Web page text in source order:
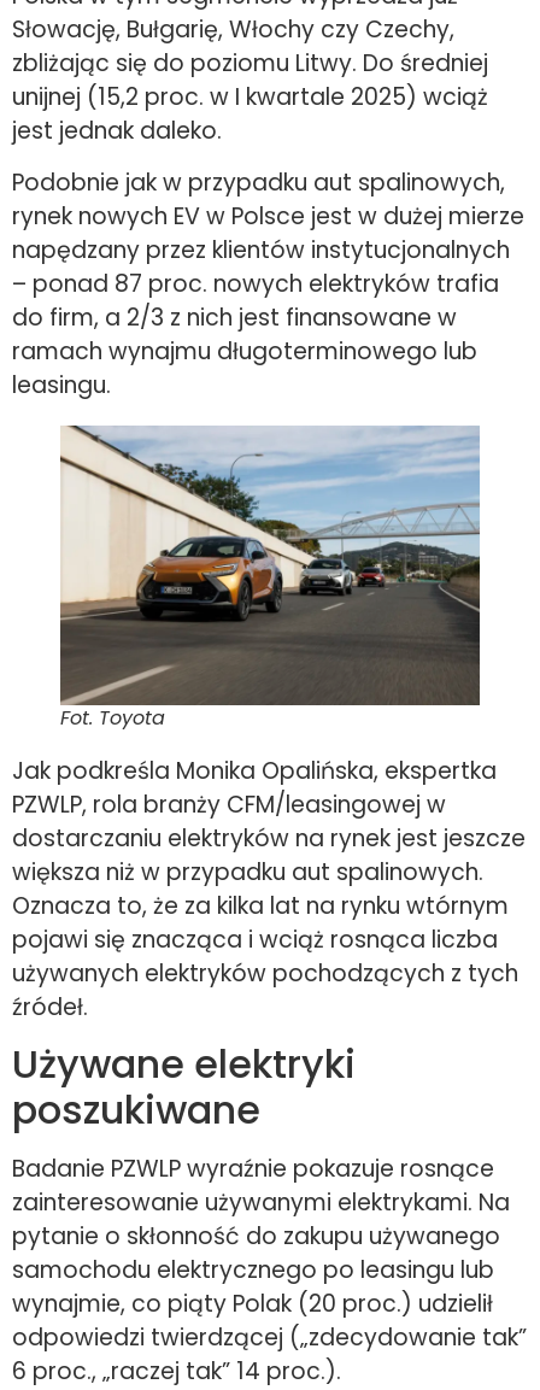
Słowację, Bułgarię, Włochy czy Czechy,
zbliżając się do poziomu Litwy. Do średniej
unijnej (15,2 proc. w I kwartale 2025) wciąż
jest jednak daleko.
Podobnie jak w przypadku aut spalinowych,
rynek nowych EV w Polsce jest w dużej mierze
napędzany przez klientów instytucjonalnych
– ponad 87 proc. nowych elektryków trafia
do firm, a 2/3 z nich jest finansowane w
ramach wynajmu długoterminowego lub
leasingu.
Fot. Toyota
Jak podkreśla Monika Opalińska, ekspertka
PZWLP, rola branży CFM/leasingowej w
dostarczaniu elektryków na rynek jest jeszcze
większa niż w przypadku aut spalinowych.
Oznacza to, że za kilka lat na rynku wtórnym
pojawi się znacząca i wciąż rosnąca liczba
używanych elektryków pochodzących z tych
źródeł.
Używane elektryki
poszukiwane
Badanie PZWLP wyraźnie pokazuje rosnące
zainteresowanie używanymi elektrykami. Na
pytanie o skłonność do zakupu używanego
samochodu elektrycznego po leasingu lub
wynajmie, co piąty Polak (20 proc.) udzielił
odpowiedzi twierdzącej („zdecydowanie tak”
6 proc., „raczej tak” 14 proc.).